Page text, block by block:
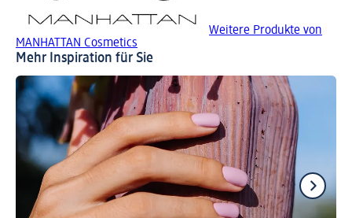
Weitere Produkte von
MANHATTAN Cosmetics
Mehr Inspiration für Sie